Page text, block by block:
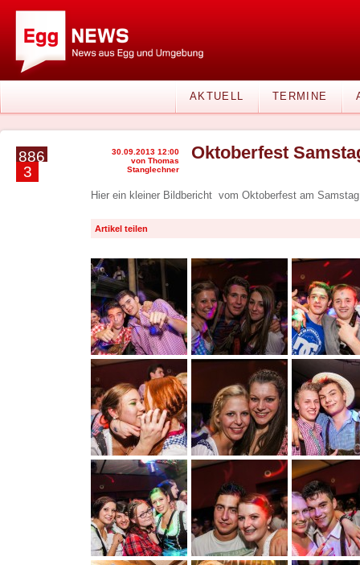
AKTUELL TERMINE
886
3
30.09.2013 12:00
von Thomas
Stanglechner
Oktoberfest
Hier ein kleiner Bildbericht vom Oktoberfest am
Artikel teilen